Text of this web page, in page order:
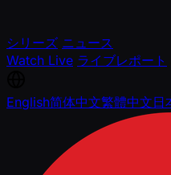
シリーズ ニュース
Watch Live ライブレポート
English简体中文繁體中文日